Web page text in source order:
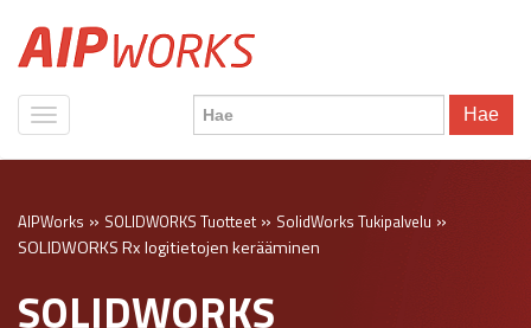
Hae
AIPWorks » SOLIDWORKS Tuotteet » SolidWorks Tukipalvelu »
SOLIDWORKS Rx logitietojen kerääminen
SOLIDWORKS